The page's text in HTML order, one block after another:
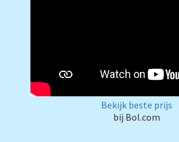
Bekijk beste prijs
bij Bol.com